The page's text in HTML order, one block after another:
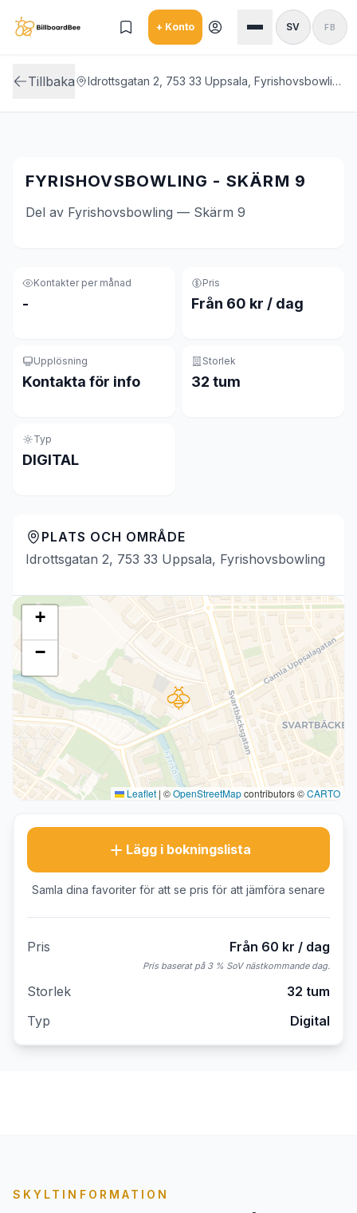
+ Konto SV FB
Tillbaka Idrottsgatan 2, 753 33 Uppsala, Fyrishovsbowling
FYRISHOVSBOWLING - SKÄRM 9
Del av Fyrishovsbowling — Skärm 9
Kontakter per månad
-
Pris
Från 60 kr / dag
Upplösning
Kontakta för info
Storlek
32 tum
Typ
DIGITAL
PLATS OCH OMRÅDE
Idrottsgatan 2, 753 33 Uppsala, Fyrishovsbowling
+
−
Leaflet | ©OpenStreetMapcontributors ©CARTO
Lägg i bokningslista
Samla dina favoriter för att se pris för att jämföra senare
Pris Från 60 kr / dag
Pris baserat på 3 % SoV nästkommande dag.
Storlek
32 tum
Typ
Digital
SKYLTINFORMATION